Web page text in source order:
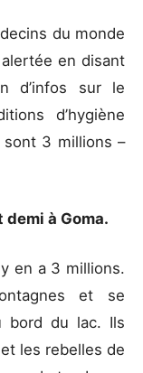
du monde
en disant
d’infos sur le
d’hygiène
3 millions –
demi à Goma.
en a 3 millions.
et se
bord du lac. Ils
les rebelles de